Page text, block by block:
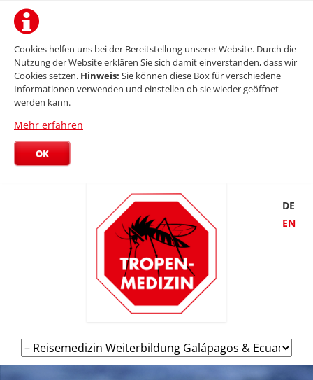
Cookies helfen uns bei der Bereitstellung unserer Website. Durch die
Nutzung der Website erklären Sie sich damit einverstanden, dass wir
Cookies setzen. Hinweis: Sie können diese Box für verschiedene
Informationen verwenden und einstellen ob sie wieder geöffnet
werden kann.
Mehr erfahren
OK
DE
EN
Navigation
überspringen